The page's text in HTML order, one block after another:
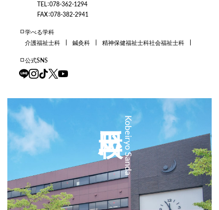
TEL：078-362-1294
FAX：078-382-2941
学べる学科
介護福祉士科
鍼灸科 精神保健福祉士科社会福祉士科
公式SNS
Kobeiryo Sanda